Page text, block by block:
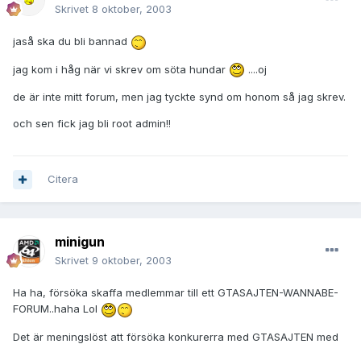
Skrivet 8 oktober, 2003
jaså ska du bli bannad
jag kom i håg när vi skrev om söta hundar ....oj
de är inte mitt forum, men jag tyckte synd om honom så jag skrev.
och sen fick jag bli root admin!!
Citera
minigun
Skrivet 9 oktober, 2003
Ha ha, försöka skaffa medlemmar till ett GTASAJTEN-WANNABE-
FORUM..haha Lol
Det är meningslöst att försöka konkurerra med GTASAJTEN med